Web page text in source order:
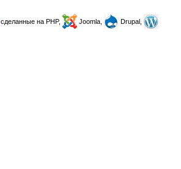
, сделанные на PHP, Joomla,
Drupal,